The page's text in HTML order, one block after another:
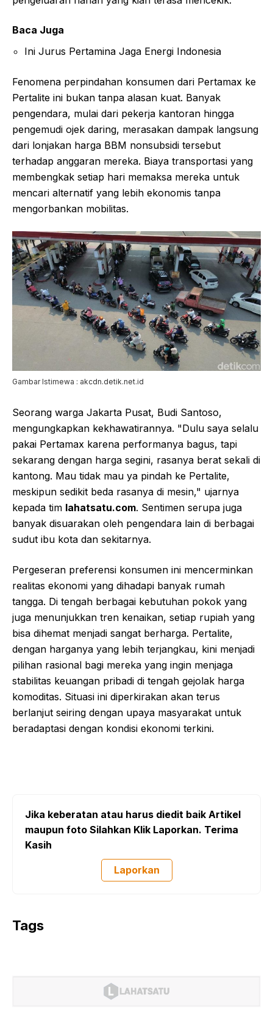
Baca Juga
Ini Jurus Pertamina Jaga Energi Indonesia
Fenomena perpindahan konsumen dari Pertamax ke
Pertalite ini bukan tanpa alasan kuat. Banyak
pengendara, mulai dari pekerja kantoran hingga
pengemudi ojek daring, merasakan dampak langsung
dari lonjakan harga BBM nonsubsidi tersebut
terhadap anggaran mereka. Biaya transportasi yang
membengkak setiap hari memaksa mereka untuk
mencari alternatif yang lebih ekonomis tanpa
mengorbankan mobilitas.
Gambar Istimewa : akcdn.detik.net.id
Seorang warga Jakarta Pusat, Budi Santoso,
mengungkapkan kekhawatirannya. "Dulu saya selalu
pakai Pertamax karena performanya bagus, tapi
sekarang dengan harga segini, rasanya berat sekali di
kantong. Mau tidak mau ya pindah ke Pertalite,
meskipun sedikit beda rasanya di mesin," ujarnya
kepada tim lahatsatu.com. Sentimen serupa juga
banyak disuarakan oleh pengendara lain di berbagai
sudut ibu kota dan sekitarnya.
Pergeseran preferensi konsumen ini mencerminkan
realitas ekonomi yang dihadapi banyak rumah
tangga. Di tengah berbagai kebutuhan pokok yang
juga menunjukkan tren kenaikan, setiap rupiah yang
bisa dihemat menjadi sangat berharga. Pertalite,
dengan harganya yang lebih terjangkau, kini menjadi
pilihan rasional bagi mereka yang ingin menjaga
stabilitas keuangan pribadi di tengah gejolak harga
komoditas. Situasi ini diperkirakan akan terus
berlanjut seiring dengan upaya masyarakat untuk
beradaptasi dengan kondisi ekonomi terkini.
Jika keberatan atau harus diedit baik Artikel
maupun foto Silahkan Klik Laporkan. Terima
Kasih
Laporkan
Tags